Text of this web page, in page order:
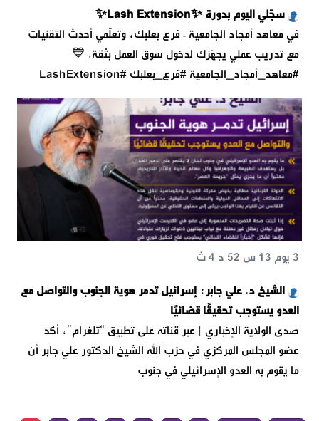
سجّلي اليوم بدورة ✨Lash Extension✨
في معاهد أمجاد الجامعية – فرع بعلبك، وتعلّمي أحدث التقنيات
مع تدريب عملي يجهّزك لدخول سوق العمل بثقة. 💙
#معاهد_أمجاد_الجامعية #فرع_بعلبك #LashExtension
الشيخ د. علي جابر: إسرائيل تدمر هوية الجنوب والتواصل مع
العدو يستوجب تحقيقًا قضائيًا
3 يوم 13 س 52 د 4 ث
صدى الولاية الإخباري | عبر قناته على تطبيق “تلغرام”، أكد
عضو المجلس المركزي في حزب الله الشيخ الدكتور علي جابر أن
ما يقوم به العدو الإسرائيلي في جنوب